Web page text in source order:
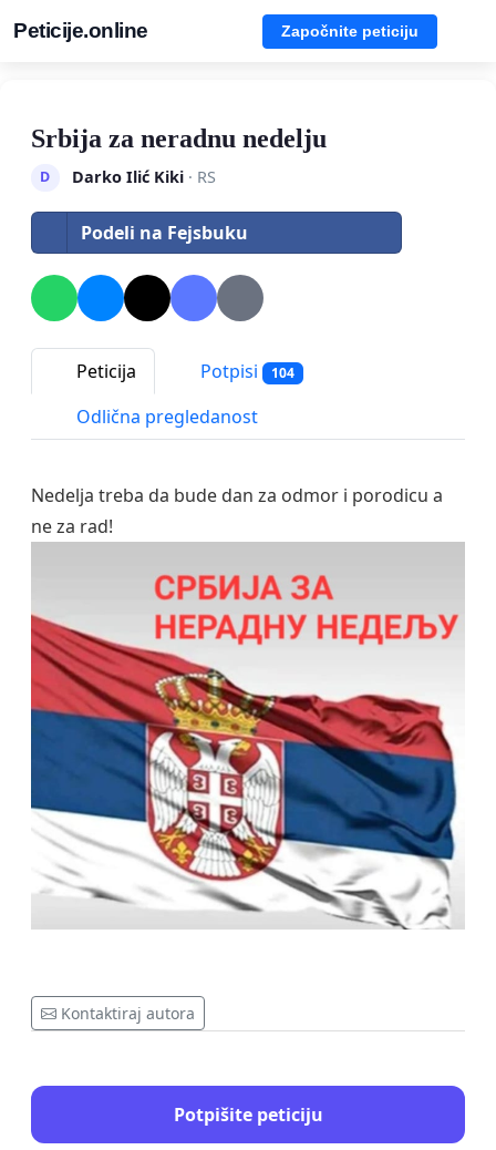
Peticije.online Započnite peticiju
Srbija za neradnu nedelju
D Darko Ilić Kiki· RS
Podeli na Fejsbuku
Peticija Potpisi 104
Odlična pregledanost
Nedelja treba da bude dan za odmor i porodicu a
ne za rad!
Kontaktiraj autora
Potpišite peticiju